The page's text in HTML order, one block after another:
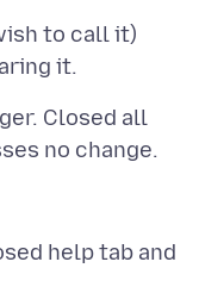
to call it)
Closed all
help tab and